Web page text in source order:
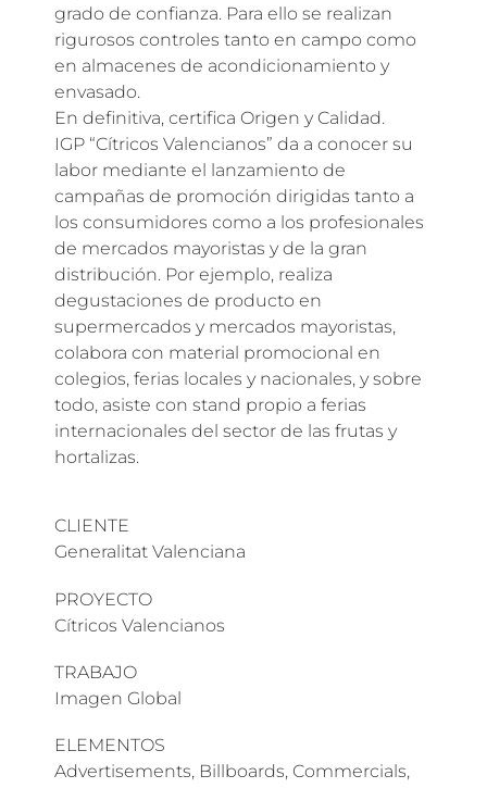
grado de confianza. Para ello se realizan
rigurosos controles tanto en campo como
en almacenes de acondicionamiento y
envasado.
En definitiva, certifica Origen y Calidad.
IGP “Cítricos Valencianos” da a conocer su
labor mediante el lanzamiento de
campañas de promoción dirigidas tanto a
los consumidores como a los profesionales
de mercados mayoristas y de la gran
distribución. Por ejemplo, realiza
degustaciones de producto en
supermercados y mercados mayoristas,
colabora con material promocional en
colegios, ferias locales y nacionales, y sobre
todo, asiste con stand propio a ferias
internacionales del sector de las frutas y
hortalizas.
CLIENTE
Generalitat Valenciana
PROYECTO
Cítricos Valencianos
TRABAJO
Imagen Global
ELEMENTOS
Advertisements, Billboards, Commercials,